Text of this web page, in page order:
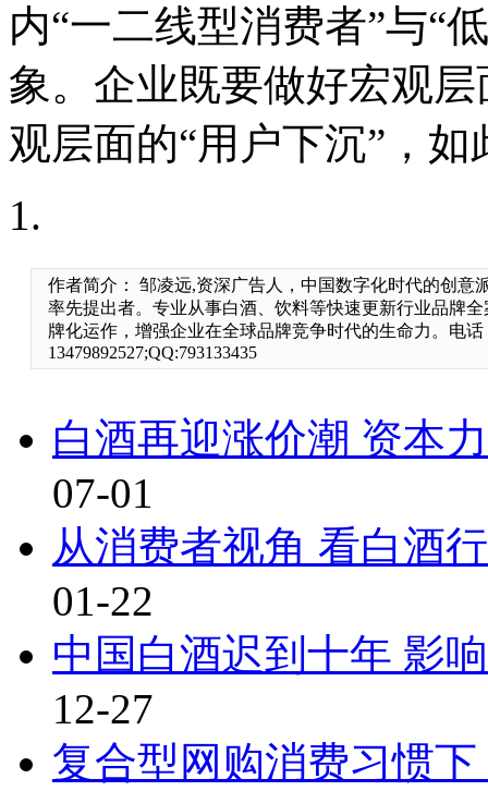
内“一二线型消费者”与“
象。企业既要做好宏观
观层面的“用户下沉”，
作者简介： 邹凌远,资深广告人，中国数字化时代的创意
率先提出者。专业从事白酒、饮料等快速更新行业品牌
牌化运作，增强企业在全球品牌竞争时代的生命力。电话
13479892527;QQ:793133435
白酒再迎涨价潮 资本
07-01
从消费者视角 看白酒
01-22
中国白酒迟到十年 影
12-27
复合型网购消费习惯